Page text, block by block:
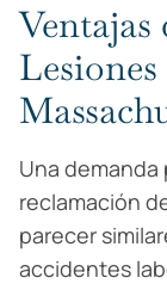
Ventajas
Una
reclamación
parecer
accidentes